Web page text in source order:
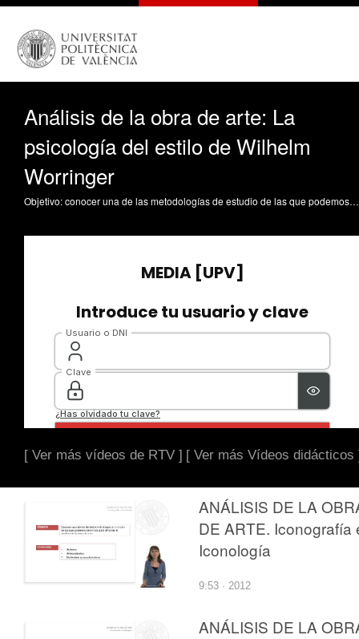
Análisis de la obra de arte: La
psicología del estilo de Wilhelm
Worringer
Objetivo: conocer una de las metodologías de estudio de las que podemos servirnos para afrontar el análisis de las obras de arte y/o manifestaciones artísticas. Contenidos: antecedentes/características/autores Santiago Martin De Madrid, P. (2011). Análisis de la obra de arte: La psicología del estilo de Wilhelm Worringer. https://riunet.upv.es/handle/10251/12991
[ Ver más vídeos de RTV ] [ Ver más Vídeos didácticos
ANÁLISIS DE LA
DE ARTE. Iconografía
Iconología
9:53 · 2012
ANÁLISIS DE LA